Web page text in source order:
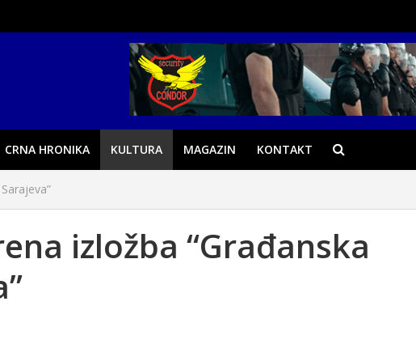
CRNA HRONIKA KULTURA MAGAZIN KONTAKT
izložba “Građanska